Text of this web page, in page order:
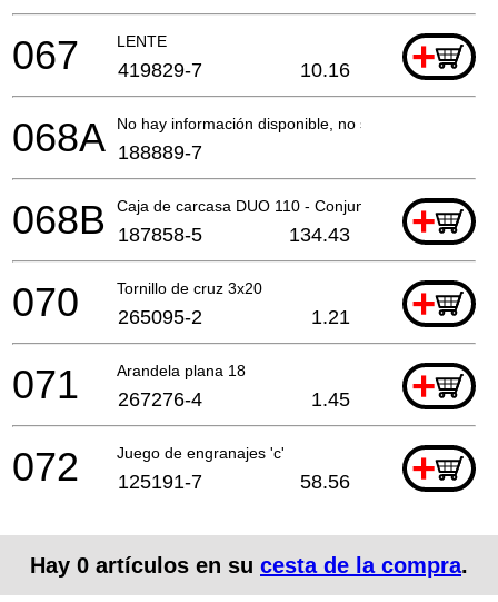
LENTE +
067 419829-7 10.16
No hay información disponible, no se puede pedir
068A 188889-7
Caja de carcasa DUO 110 - Conjunto +
068B 187858-5 134.43
Tornillo de cruz 3x20 +
070 265095-2 1.21
Arandela plana 18 +
071 267276-4 1.45
Juego de engranajes 'c' +
072 125191-7 58.56
Hay 0 artículos en su cesta de la compra.